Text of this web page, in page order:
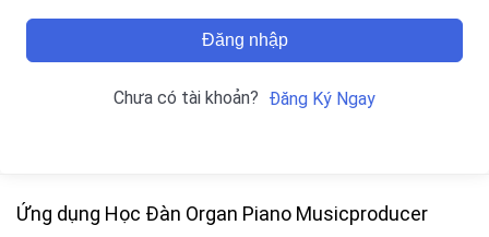
Đăng nhập
Chưa có tài khoản? Đăng Ký Ngay
Ứng dụng Học Đàn Organ Piano Musicproducer